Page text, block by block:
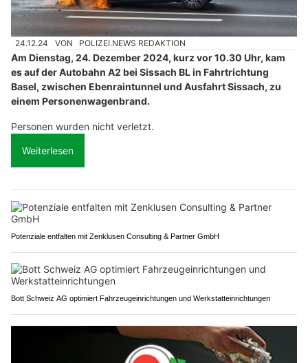
24.12.24 VON POLIZEI.NEWS REDAKTION
Am Dienstag, 24. Dezember 2024, kurz vor 10.30 Uhr, kam
es auf der Autobahn A2 bei Sissach BL in Fahrtrichtung
Basel, zwischen Ebenraintunnel und Ausfahrt Sissach, zu
einem Personenwagenbrand.
Personen wurden nicht verletzt.
Weiterlesen
Potenziale entfalten mit Zenklusen Consulting & Partner GmbH
Bott Schweiz AG optimiert Fahrzeugeinrichtungen und Werkstatteinrichtungen